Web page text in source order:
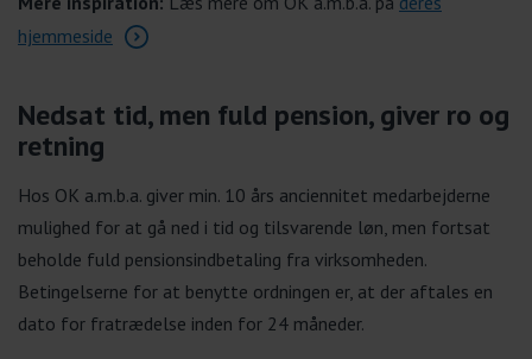
hjemmeside
Nedsat tid, men fuld pension, giver ro og
retning
Hos OK a.m.b.a. giver min. 10 års anciennitet medarbejderne
mulighed for at gå ned i tid og tilsvarende løn, men fortsat
beholde fuld pensionsindbetaling fra virksomheden.
Betingelserne for at benytte ordningen er, at der aftales en
dato for fratrædelse inden for 24 måneder.